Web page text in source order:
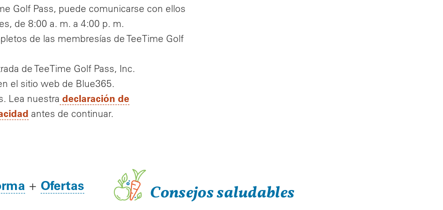
Golf Pass, puede comunicarse con ellos
de 8:00 a. m. a 4:00 p. m.
de las membresías de TeeTime Golf
de TeeTime Golf Pass, Inc.
el sitio web de Blue365.
Lea nuestra declaración de
antes de continuar.
+ Ofertas
Consejos saludables